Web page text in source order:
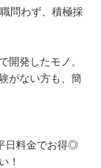
問わず、積極採
開発したモノ。
がない方も、簡
日料金でお得◎
！